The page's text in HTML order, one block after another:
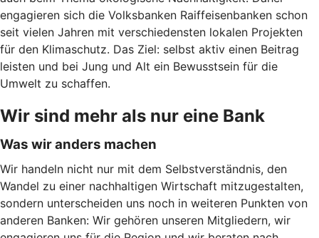
engagieren sich die Volksbanken Raiffeisenbanken schon
seit vielen Jahren mit verschiedensten lokalen Projekten
für den Klimaschutz. Das Ziel: selbst aktiv einen Beitrag
leisten und bei Jung und Alt ein Bewusstsein für die
Umwelt zu schaffen.
Wir sind mehr als nur eine Bank
Was wir anders machen
Wir handeln nicht nur mit dem Selbstverständnis, den
Wandel zu einer nachhaltigen Wirtschaft mitzugestalten,
sondern unterscheiden uns noch in weiteren Punkten von
anderen Banken: Wir gehören unseren Mitgliedern, wir